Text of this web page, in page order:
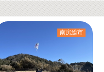
南房総市